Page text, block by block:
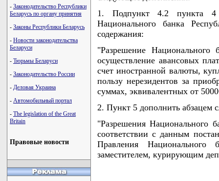
- Законодательство Республики
Беларусь по органу принятия
- Законы Республики Беларусь
- Новости законодательства
Беларуси
- Тюрьмы Беларуси
- Законодательство России
- Деловая Украина
- Автомобильный портал
- The legislation of the Great
Britain
Правовые новости
1. Подпункт 4.2 пункта 4
Национального банка
содержания:
"Разрешение Национального
осуществление авансовых
счет иностранной валюты,
пользу нерезидентов за
суммах, эквивалентных от
2. Пункт 5 дополнить абзацем
"Разрешения Национального
соответствии с данным
Правления Национального
заместителем, курирующим